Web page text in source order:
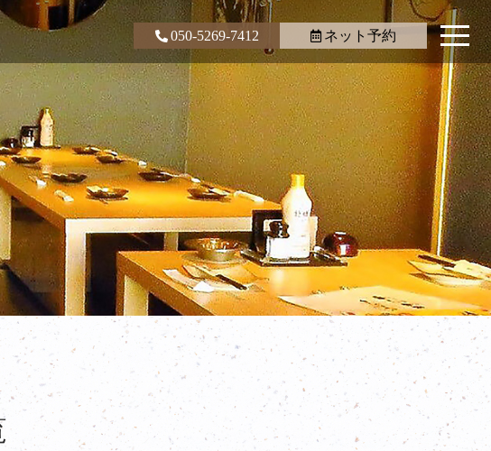
050-5269-7412 ネット予約